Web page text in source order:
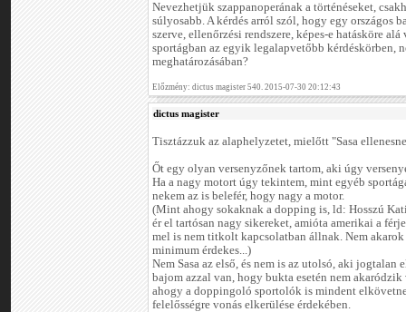
Nevezhetjük szappanoperának a történéseket,
súlyosabb. A kérdés arról szól, hogy egy országos
szerve, ellenőrzési rendszere, képes-e hatásköre
sportágban az egyik legalapvetőbb kérdéskörben,
meghatározásában?
Előzmény: dictus magister 540. 2015-07-30 20:12:43
dictus magister
Tisztázzuk az alaphelyzetet, mielőtt "Sasa
Őt egy olyan versenyzőnek tartom, aki úgy
Ha a nagy motort úgy tekintem, mint egyéb
nekem az is belefér, hogy nagy a motor.
(Mint ahogy sokaknak a dopping is, ld: Hosszú
ér el tartósan nagy sikereket, amióta amerikai a
mel is nem titkolt kapcsolatban állnak. Nem
minimum érdekes...)
Nem Sasa az első, és nem is az utolsó, aki jogtalan
bajom azzal van, hogy bukta esetén nem
ahogy a doppingoló sportolók is mindent
felelősségre vonás elkerülése érdekében.